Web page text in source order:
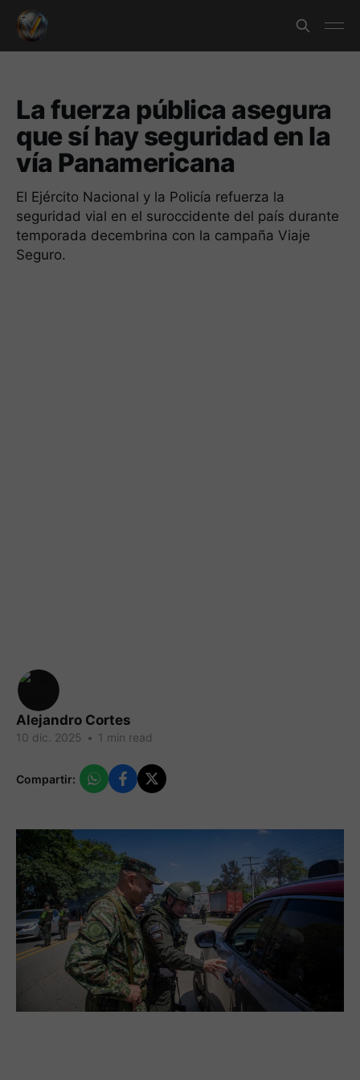
La fuerza pública asegura
que sí hay seguridad en la
vía Panamericana
El Ejército Nacional y la Policía refuerza la
seguridad vial en el suroccidente del país durante
temporada decembrina con la campaña Viaje
Seguro.
Alejandro Cortes
10 dic. 2025 • 1 min read
Compartir: